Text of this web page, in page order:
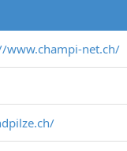
www.champi-net.ch/